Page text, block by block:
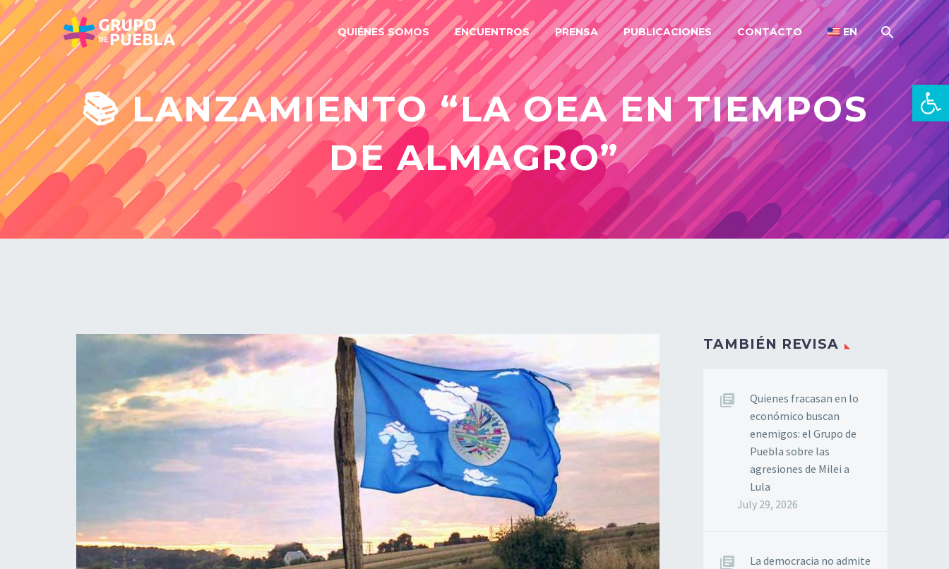
QUIÉNES SOMOS ENCUENTROS PRENSA PUBLICACIONES CONTACTO EN
📚 LANZAMIENTO “LA OEA EN TIEMPOS
DE ALMAGRO”
TAMBIÉN REVISA
Quienes fracasan en lo
económico buscan
enemigos: el Grupo de
Puebla sobre las
agresiones de Milei a
Lula
July 29, 2026
La democracia no admite